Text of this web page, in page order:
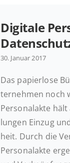
Di­gi­ta­le
30. Januar 2017
Das pa­pier­lo­se
ter­neh­men noch
Per­so­nal­ak­te
lun­gen Einzug
heit. Durch die
Per­so­nal­ak­te